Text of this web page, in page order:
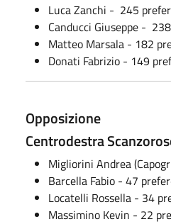
Luca Zanchi - 245
Canducci Giuseppe -
Matteo Marsala - 182
Donati Fabrizio - 149
Opposizione
Centrodestra
Migliorini Andrea
Barcella Fabio - 47
Locatelli Rossella - 34
Massimino Kevin - 22